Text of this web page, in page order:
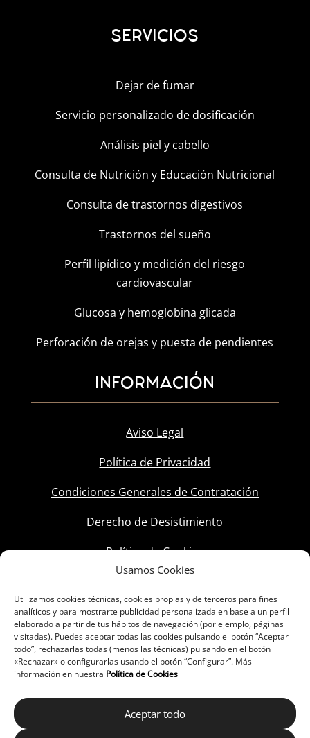
Usamos Cookies
Utilizamos cookies técnicas, cookies propias y de terceros para fines
analíticos y para mostrarte publicidad personalizada en base a un perfil
elaborado a partir de tus hábitos de navegación (por ejemplo, páginas
visitadas). Puedes aceptar todas las cookies pulsando el botón “Aceptar
todo”, rechazarlas todas (menos las técnicas) pulsando en el botón
«Rechazar» o configurarlas usando el botón “Configurar”. Más
información en nuestra Política de Cookies
Aceptar todo
SERVICIOS
Dejar de fumar
Servicio personalizado de dosificación
Análisis piel y cabello
Consulta de Nutrición y Educación Nutricional
Consulta de trastornos digestivos
Trastornos del sueño
Perfil lipídico y medición del riesgo
cardiovascular
Glucosa y hemoglobina glicada
Perforación de orejas y puesta de pendientes
INFORMACIÓN
Aviso Legal
Política de Privacidad
Condiciones Generales de Contratación
Derecho de Desistimiento
Política de Cookies